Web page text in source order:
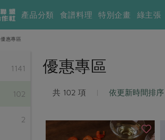
產品分類 食譜料理 特別企畫 綠主張
優惠專區
優惠專區
共 102 項 | 依更新時間排序
1141
102
2